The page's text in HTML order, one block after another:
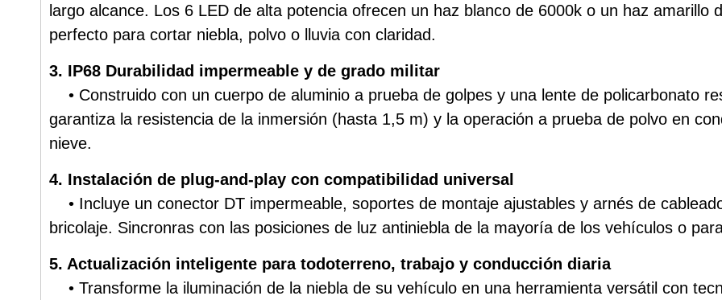
largo alcance. Los 6 LED de alta potencia ofrecen un haz blanco de 6000k o un haz amarillo
perfecto para cortar niebla, polvo o lluvia con claridad.
3. IP68 Durabilidad impermeable y de grado militar
• Construido con un cuerpo de aluminio a prueba de golpes y una lente de policarbonato
garantiza la resistencia de la inmersión (hasta 1,5 m) y la operación a prueba de polvo en
nieve.
4. Instalación de plug-and-play con compatibilidad universal
• Incluye un conector DT impermeable, soportes de montaje ajustables y arnés de
bricolaje. Sincronras con las posiciones de luz antiniebla de la mayoría de los vehículos o
5. Actualización inteligente para todoterreno, trabajo y conducción diaria
• Transforme la iluminación de la niebla de su vehículo en una herramienta versátil con